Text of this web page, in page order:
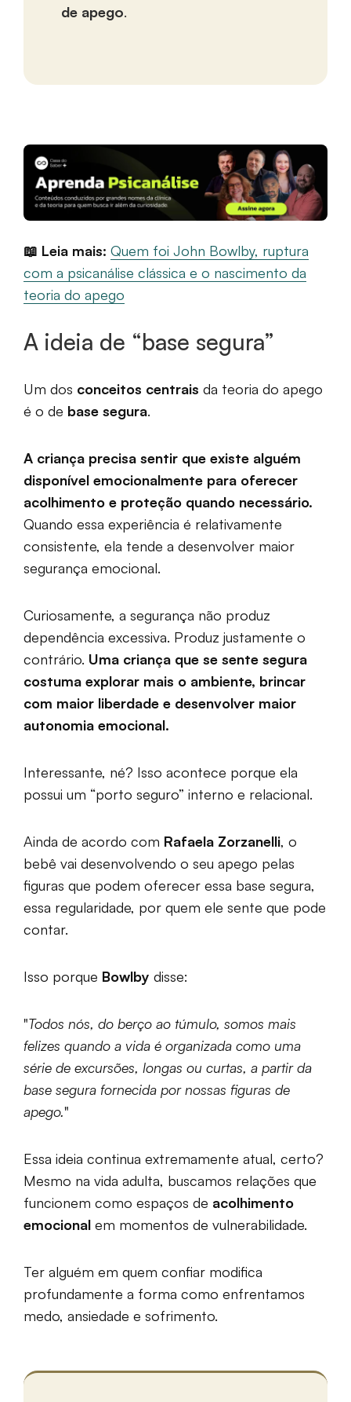
de apego.
📖 Leia mais: Quem foi John Bowlby, ruptura
com a psicanálise clássica e o nascimento da
teoria do apego
A ideia de “base segura”
Um dos conceitos centrais da teoria do apego
é o de base segura.
A criança precisa sentir que existe alguém
disponível emocionalmente para oferecer
acolhimento e proteção quando necessário.
Quando essa experiência é relativamente
consistente, ela tende a desenvolver maior
segurança emocional.
Curiosamente, a segurança não produz
dependência excessiva. Produz justamente o
contrário. Uma criança que se sente segura
costuma explorar mais o ambiente, brincar
com maior liberdade e desenvolver maior
autonomia emocional.
Interessante, né? Isso acontece porque ela
possui um “porto seguro” interno e relacional.
Ainda de acordo com Rafaela Zorzanelli, o
bebê vai desenvolvendo o seu apego pelas
figuras que podem oferecer essa base segura,
essa regularidade, por quem ele sente que pode
contar.
Isso porque Bowlby disse:
"Todos nós, do berço ao túmulo, somos mais
felizes quando a vida é organizada como uma
série de excursões, longas ou curtas, a partir da
base segura fornecida por nossas figuras de
apego."
Essa ideia continua extremamente atual, certo?
Mesmo na vida adulta, buscamos relações que
funcionem como espaços de acolhimento
emocional em momentos de vulnerabilidade.
Ter alguém em quem confiar modifica
profundamente a forma como enfrentamos
medo, ansiedade e sofrimento.